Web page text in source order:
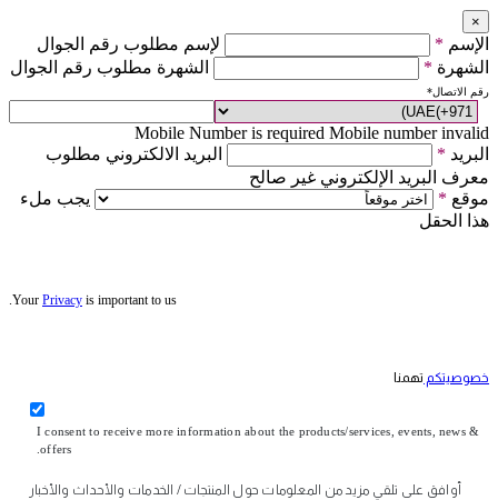
×
الإسم *
لإسم مطلوب رقم الجوال
الشهرة * الشهرة مطلوب رقم الجوال
رقم الاتصال*
Mobile Number is required Mobile number invalid
البريد *
البريد الالكتروني مطلوب
معرف البريد الإلكتروني غير صالح
موقع *
يجب ملء
هذا الحقل
Your Privacy is important to us.
خصوصيتكم تهمنا
I consent to receive more information about the products/services, events, news &
offers.
أوافق على تلقي مزيد من المعلومات حول المنتجات / الخدمات والأحداث والأخبار